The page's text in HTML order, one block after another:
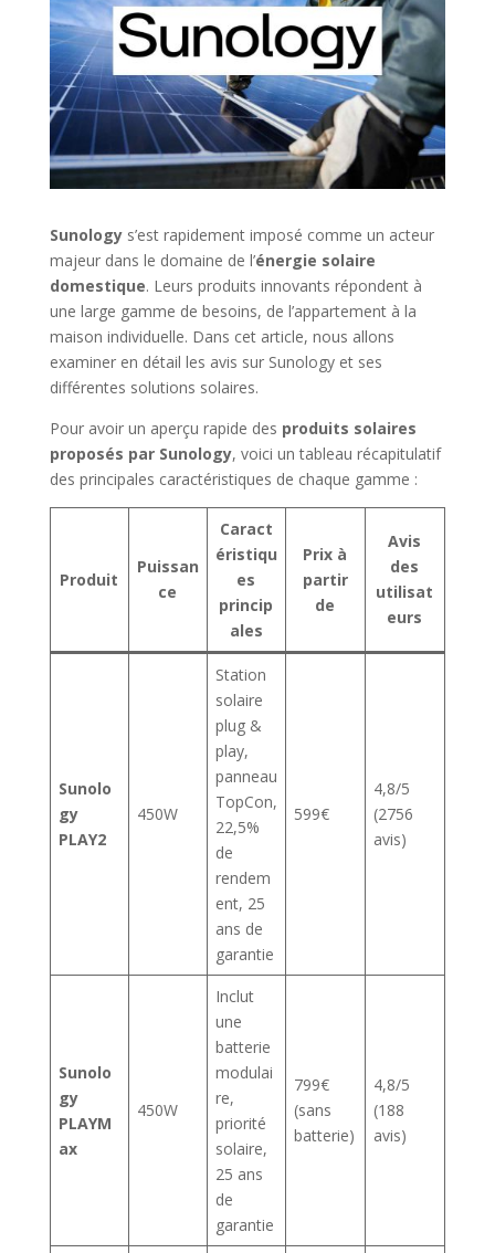
Sunologys’est rapidement imposé comme un acteur
majeur dans le domaine de l’énergie solaire
domestique. Leurs produits innovants répondent à
une large gamme de besoins, de l’appartement à la
maison individuelle. Dans cet article, nous allons
examiner en détail les avis sur Sunology et ses
différentes solutions solaires.
Pour avoir un aperçu rapide des produits solaires
proposés par Sunology, voici un tableau récapitulatif
des principales caractéristiques de chaque gamme :
Produit
Puissan
ce
Caract
éristiqu
es
princip
ales
Prix à
partir
de
Avis
des
utilisat
eurs
Sunolo
gy
PLAY2
450W
Station
solaire
plug &
play,
panneau
TopCon,
22,5%
de
rendem
ent, 25
ans de
garantie
599€
4,8/5
(2756
avis)
Sunolo
gy
PLAYM
ax
450W
Inclut
une
batterie
modulai
re,
priorité
solaire,
25 ans
de
garantie
799€
(sans
batterie)
4,8/5
(188
avis)